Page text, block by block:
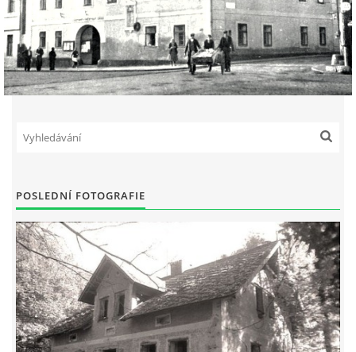
POSLEDNÍ FOTOGRAFIE